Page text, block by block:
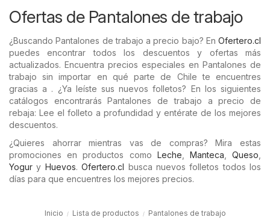
Ofertas de Pantalones de trabajo
¿Buscando Pantalones de trabajo a precio bajo? En Ofertero.cl
puedes encontrar todos los descuentos y ofertas más
actualizados. Encuentra precios especiales en Pantalones de
trabajo sin importar en qué parte de Chile te encuentres
gracias a . ¿Ya leíste sus nuevos folletos? En los siguientes
catálogos encontrarás Pantalones de trabajo a precio de
rebaja: Lee el folleto a profundidad y entérate de los mejores
descuentos.
¿Quieres ahorrar mientras vas de compras? Mira estas
promociones en productos como Leche Manteca ,Queso
Yogur y Huevos.Ofertero.cl busca nuevos folletos todos los
días para que encuentres los mejores precios.
Inicio Lista de productos Pantalones de trabajo